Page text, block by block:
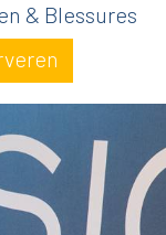
& Blessures